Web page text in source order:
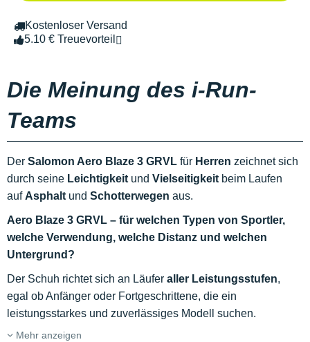
Kostenloser Versand
5.10 € Treuevorteil
Die Meinung des i-Run-
Teams
Der Salomon Aero Blaze 3 GRVL für Herren zeichnet sich
durch seine Leichtigkeit und Vielseitigkeit beim Laufen
auf Asphalt und Schotterwegen aus.
Aero Blaze 3 GRVL – für welchen Typen von Sportler,
welche Verwendung, welche Distanz und welchen
Untergrund?
Der Schuh richtet sich an Läufer aller Leistungsstufen,
egal ob Anfänger oder Fortgeschrittene, die ein
leistungsstarkes und zuverlässiges Modell suchen.
Mehr anzeigen